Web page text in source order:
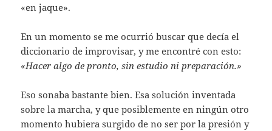
«en jaque».
En un momento se me ocurrió buscar que decía el
diccionario de improvisar, y me encontré con esto:
«Hacer algo de pronto, sin estudio ni preparación.»
Eso sonaba bastante bien. Esa solución inventada
sobre la marcha, y que posiblemente en ningún otro
momento hubiera surgido de no ser por la presión y